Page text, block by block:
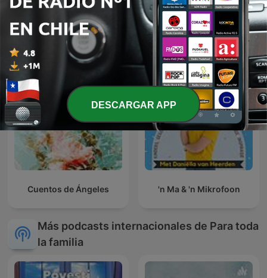
R 'n' R Sagor med Saga
Cuentos de Ángeles 'n Ma & 'n Mikrofoon
Más podcasts internacionales de Para toda
la familia
DESCARGAR APP